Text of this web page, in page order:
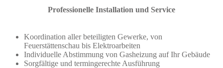
Professionelle Installation und Service
Koordination aller beteiligten Gewerke, von
Feuerstättenschau bis Elektroarbeiten
Individuelle Abstimmung von Gasheizung auf Ihr Gebäude
Sorgfältige und termingerechte Ausführung